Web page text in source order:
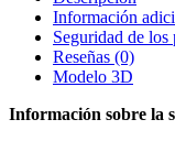
Información
Seguridad de los
Reseñas (0)
Modelo 3D
Información sobre la